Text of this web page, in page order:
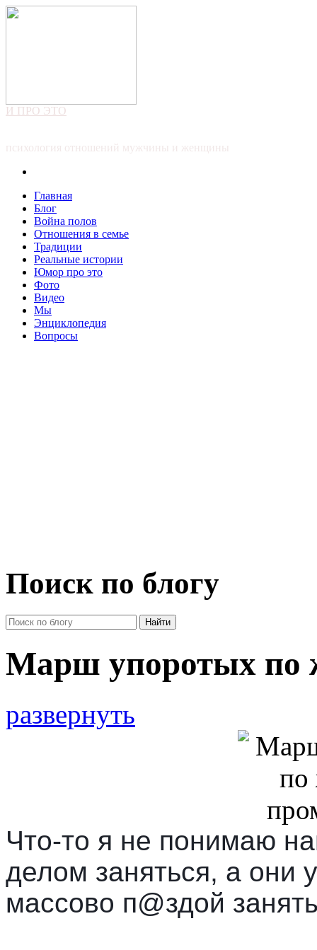
И ПРО ЭТО
психология отношений мужчины и женщины
Главная
Блог
Война полов
Отношения в семье
Традиции
Реальные истории
Юмор про это
Фото
Видео
Мы
Энциклопедия
Вопросы
Поиск по блогу
Марш упоротых по
развернуть
Что-то я не понимаю
делом заняться, а они
массово п@здой